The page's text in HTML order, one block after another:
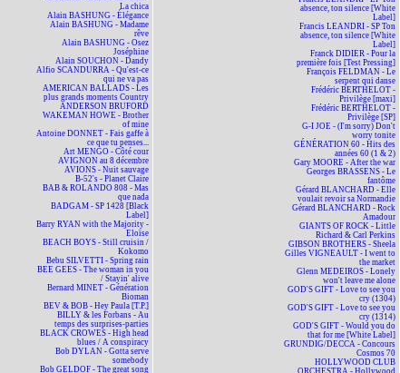
La chica
Alain BASHUNG - Élégance
Alain BASHUNG - Madame
rêve
Alain BASHUNG - Osez
Joséphine
Alain SOUCHON - Dandy
Alfio SCANDURRA - Qu'est-ce
qui ne va pas
AMERICAN BALLADS - Les
plus grands moments Country
ANDERSON BRUFORD
WAKEMAN HOWE - Brother
of mine
Antoine DONNET - Fais gaffe à
ce que tu penses...
Art MENGO - Côté cour
AVIGNON au 8 décembre
AVIONS - Nuit sauvage
B-52's - Planet Claire
BAB & ROLANDO 808 - Mas
que nada
BADGAM - SP 1428 [Black
Label]
Barry RYAN with the Majority -
Eloïse
BEACH BOYS - Still cruisin /
Kokomo
Bebu SILVETTI - Spring rain
BEE GEES - The woman in you
/ Stayin' alive
Bernard MINET - Génération
Bioman
BEV & BOB - Hey Paula [T.P.]
BILLY & les Forbans - Au
temps des surprises-parties
BLACK CROWES - High head
blues / A conspiracy
Bob DYLAN - Gotta serve
somebody
Bob GELDOF - The great song
absence, ton silence [White
Label]
Francis LEANDRI - SP Ton
absence, ton silence [White
Label]
Franck DIDIER - Pour la
première fois [Test Pressing]
François FELDMAN - Le
serpent qui danse
Frédéric BERTHELOT -
Privilège [maxi]
Frédéric BERTHELOT -
Privilège [SP]
G-I JOE - (I'm sorry) Don't
worry tonite
GÉNÉRATION 60 - Hits des
années 60 (1 & 2)
Gary MOORE - After the war
Georges BRASSENS - Le
fantôme
Gérard BLANCHARD - Elle
voulait revoir sa Normandie
Gérard BLANCHARD - Rock
Amadour
GIANTS OF ROCK - Little
Richard & Carl Perkins
GIBSON BROTHERS - Sheela
Gilles VIGNEAULT - I went to
the market
Glenn MEDEIROS - Lonely
won't leave me alone
GOD'S GIFT - Love to see you
cry (1304)
GOD'S GIFT - Love to see you
cry (1314)
GOD'S GIFT - Would you do
that for me [White Label]
GRUNDIG/DECCA - Concours
Cosmos 70
HOLLYWOOD CLUB
ORCHESTRA - Hollywood